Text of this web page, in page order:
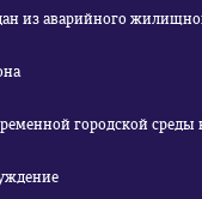
из аварийного
современной городской